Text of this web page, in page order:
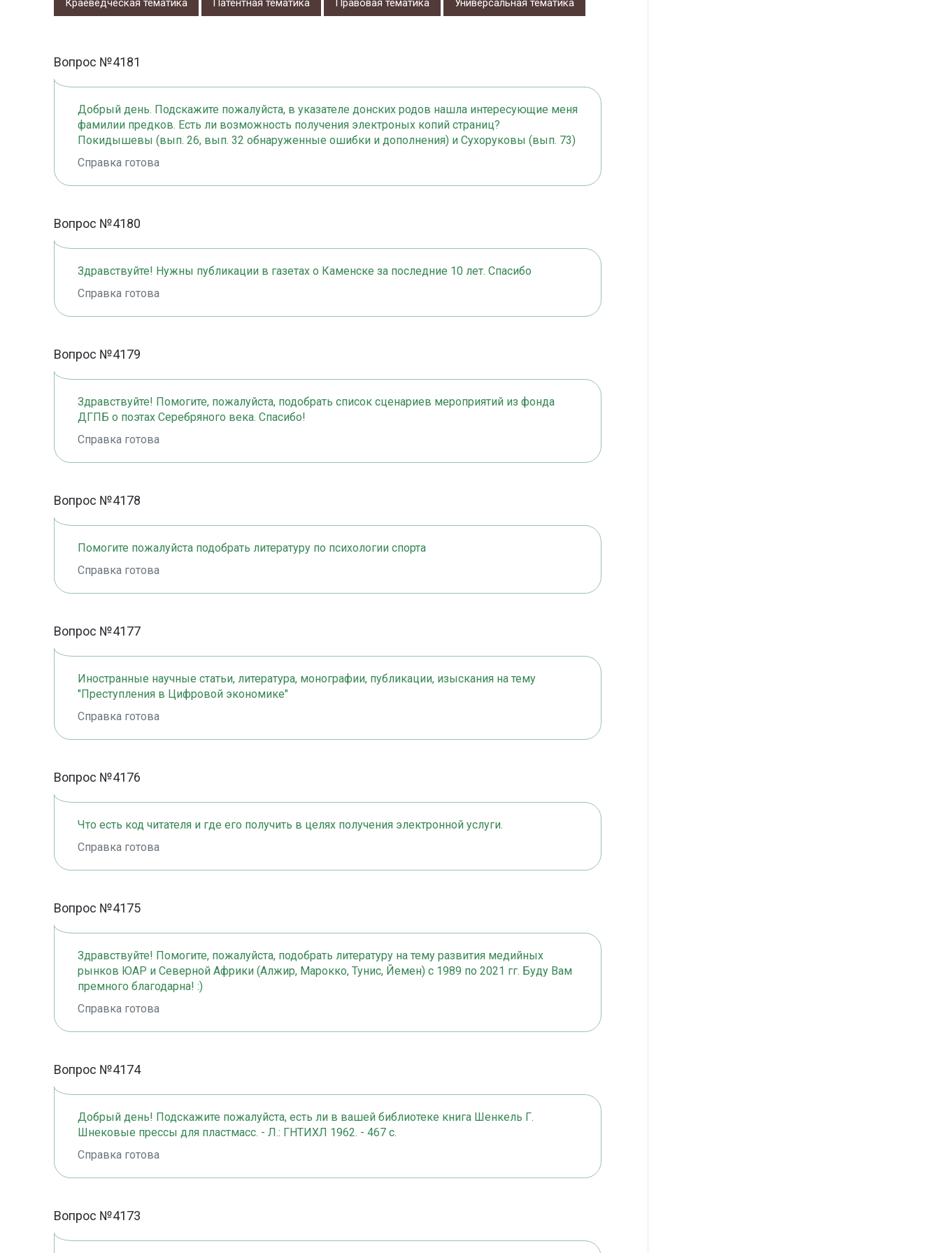
Краеведческая тематика Патентная тематика Правовая тематика Универсальная тематика
Вопрос №4181
Добрый день. Подскажите пожалуйста, в указателе донских родов нашла интересующие меня
фамилии предков. Есть ли возможность получения электроных копий страниц?
Покидышевы (вып. 26, вып. 32 обнаруженные ошибки и дополнения) и Сухоруковы (вып. 73)
Справка готова
Вопрос №4180
Здравствуйте! Нужны публикации в газетах о Каменске за последние 10 лет. Спасибо
Справка готова
Вопрос №4179
Здравствуйте! Помогите, пожалуйста, подобрать список сценариев мероприятий из фонда
ДГПБ о поэтах Серебряного века. Спасибо!
Справка готова
Вопрос №4178
Помогите пожалуйста подобрать литературу по психологии спорта
Справка готова
Вопрос №4177
Иностранные научные статьи, литература, монографии, публикации, изыскания на тему
"Преступления в Цифровой экономике"
Справка готова
Вопрос №4176
Что есть код читателя и где его получить в целях получения электронной услуги.
Справка готова
Вопрос №4175
Здравствуйте! Помогите, пожалуйста, подобрать литературу на тему развития медийных
рынков ЮАР и Северной Африки (Алжир, Марокко, Тунис, Йемен) с 1989 по 2021 гг. Буду Вам
премного благодарна! :)
Справка готова
Вопрос №4174
Добрый день! Подскажите пожалуйста, есть ли в вашей библиотеке книга Шенкель Г.
Шнековые прессы для пластмасс. - Л.: ГНТИХЛ 1962. - 467 с.
Справка готова
Вопрос №4173